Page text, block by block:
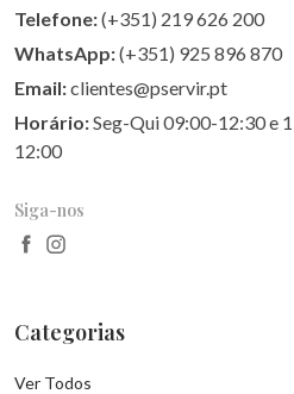
Telefone:(+351) 219 626 200
WhatsApp:(+351) 925 896 870
Email:clientes@pservir.pt
Horário:Seg-Qui 09:00-12:30 e
12:00
Siga-nos
Categorias
Ver Todos